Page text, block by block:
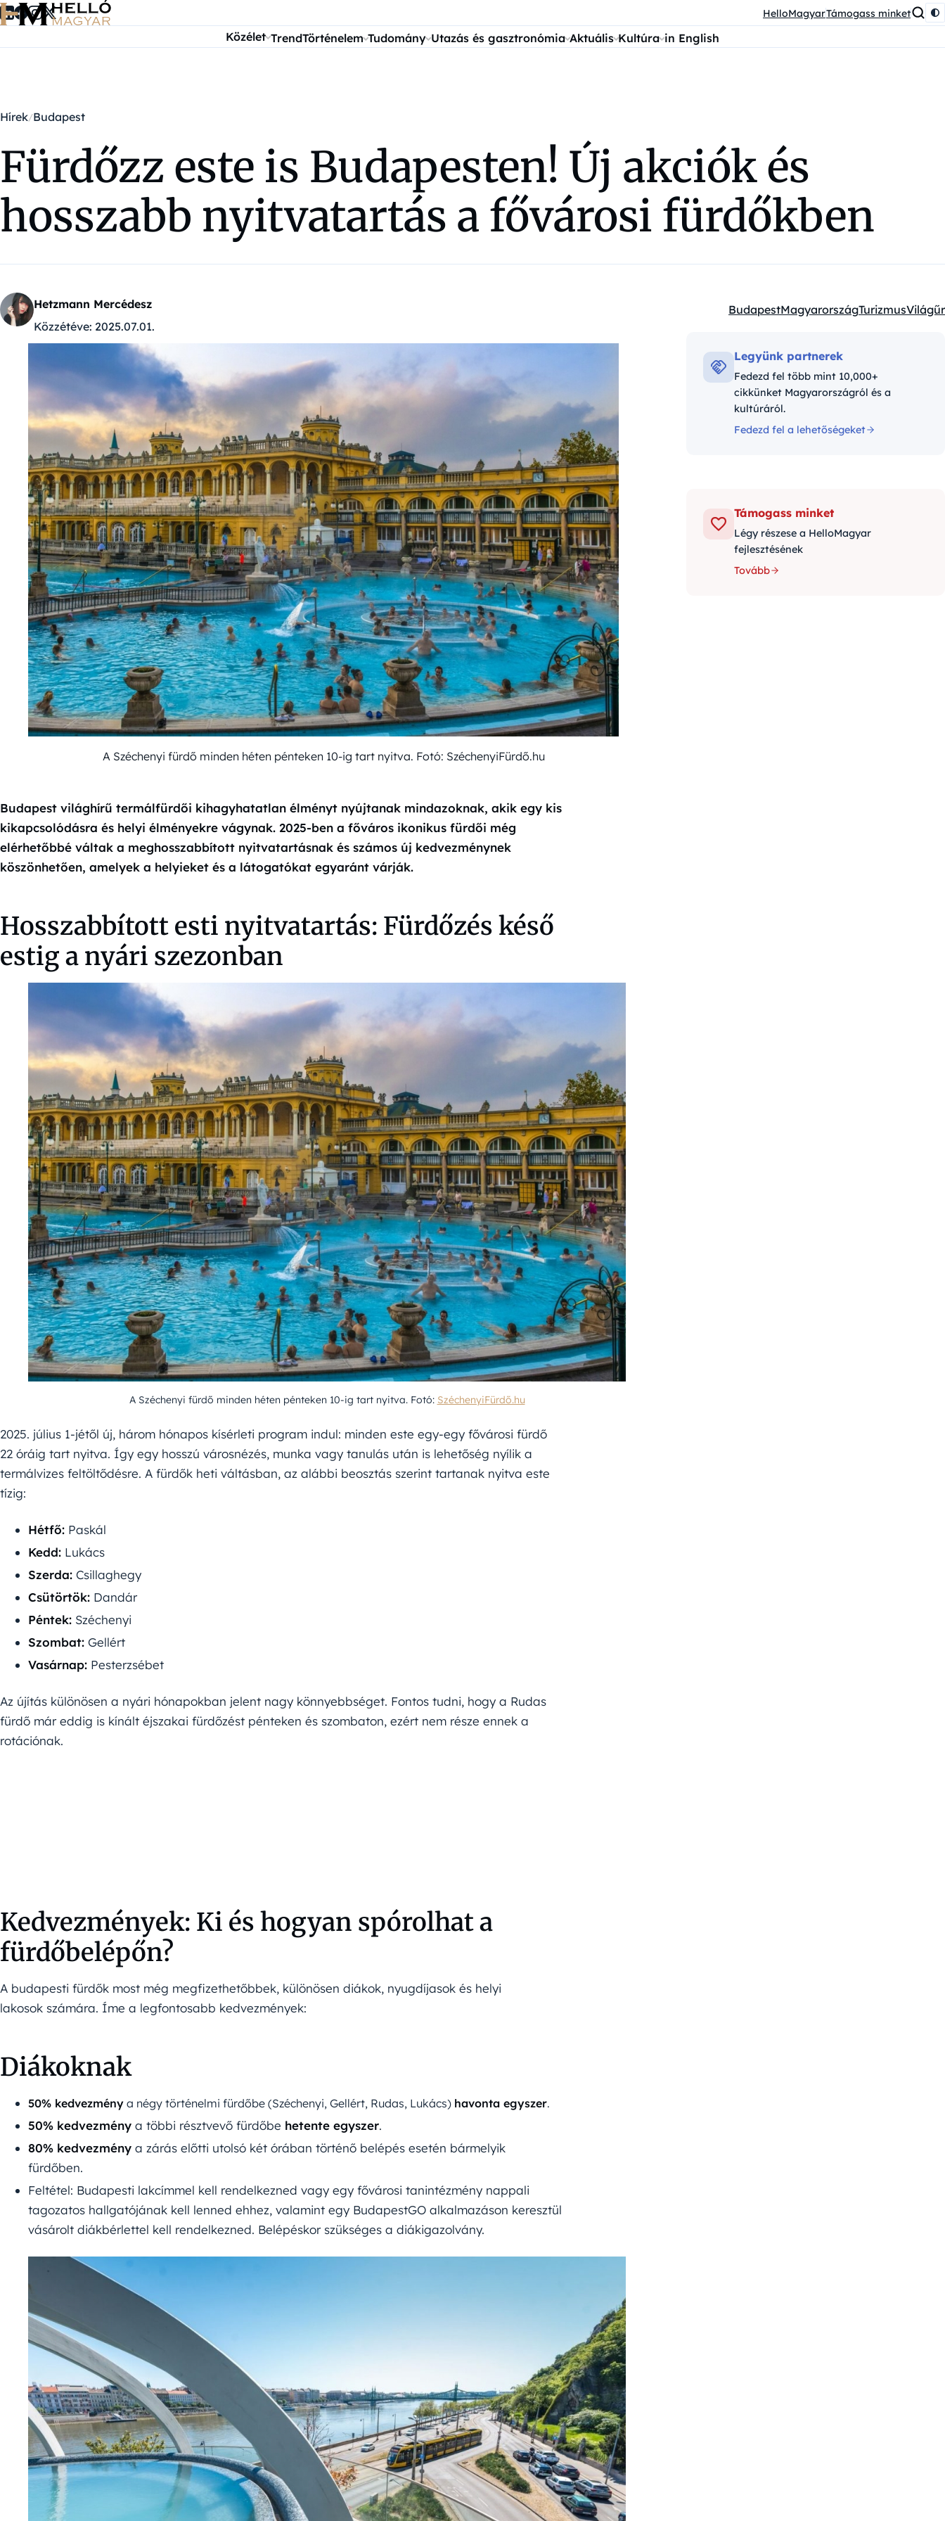
Ugrás a tartalomra HelloMagyarTámogass minket
Közélet TrendTörténelem Tudomány Utazás és gasztronómia Aktuális Kultúra in English
Hírek Budapest
Fürdőzz este is Budapesten! Új akciók és
hosszabb nyitvatartás a fővárosi fürdőkben
Hetzmann Mercédesz
Közzétéve: 2025.07.01.
Kategóriák:
BudapestMagyarországTurizmusVilágűr
A Széchenyi fürdő minden héten pénteken 10-ig tart nyitva. Fotó: SzéchenyiFürdő.hu
Budapest világhírű termálfürdői kihagyhatatlan élményt nyújtanak mindazoknak, akik egy kis
kikapcsolódásra és helyi élményekre vágynak. 2025-ben a főváros ikonikus fürdői még
elérhetőbbé váltak a meghosszabbított nyitvatartásnak és számos új kedvezménynek
köszönhetően, amelyek a helyieket és a látogatókat egyaránt várják.
Hosszabbított esti nyitvatartás: Fürdőzés késő
estig a nyári szezonban
A Széchenyi fürdő minden héten pénteken 10-ig tart nyitva. Fotó: SzéchenyiFürdő.hu
2025. július 1-jétől új, három hónapos kísérleti program indul: minden este egy-egy fővárosi fürdő
22 óráig tart nyitva. Így egy hosszú városnézés, munka vagy tanulás után is lehetőség nyílik a
termálvizes feltöltődésre. A fürdők heti váltásban, az alábbi beosztás szerint tartanak nyitva este
tízig:
Hétfő: Paskál
Kedd: Lukács
Szerda: Csillaghegy
Csütörtök: Dandár
Péntek: Széchenyi
Szombat: Gellért
Vasárnap: Pesterzsébet
Az újítás különösen a nyári hónapokban jelent nagy könnyebbséget. Fontos tudni, hogy a Rudas
fürdő már eddig is kínált éjszakai fürdőzést pénteken és szombaton, ezért nem része ennek a
rotációnak.
Kedvezmények: Ki és hogyan spórolhat a
fürdőbelépőn?
A budapesti fürdők most még megfizethetőbbek, különösen diákok, nyugdíjasok és helyi
lakosok számára. Íme a legfontosabb kedvezmények:
Diákoknak
50% kedvezmény a négy történelmi fürdőbe (Széchenyi, Gellért, Rudas, Lukács) havonta egyszer.
50% kedvezmény a többi résztvevő fürdőbe hetente egyszer.
80% kedvezmény a zárás előtti utolsó két órában történő belépés esetén bármelyik
fürdőben.
Feltétel: Budapesti lakcímmel kell rendelkezned vagy egy fővárosi tanintézmény nappali
tagozatos hallgatójának kell lenned ehhez, valamint egy BudapestGO alkalmazáson keresztül
vásárolt diákbérlettel kell rendelkezned. Belépéskor szükséges a diákigazolvány.
Legyünk partnerek
Fedezd fel több mint 10,000+
cikkünket Magyarországról és a
kultúráról.
Fedezd fel a lehetőségeket
Támogass minket
Légy részese a HelloMagyar
fejlesztésének
Tovább